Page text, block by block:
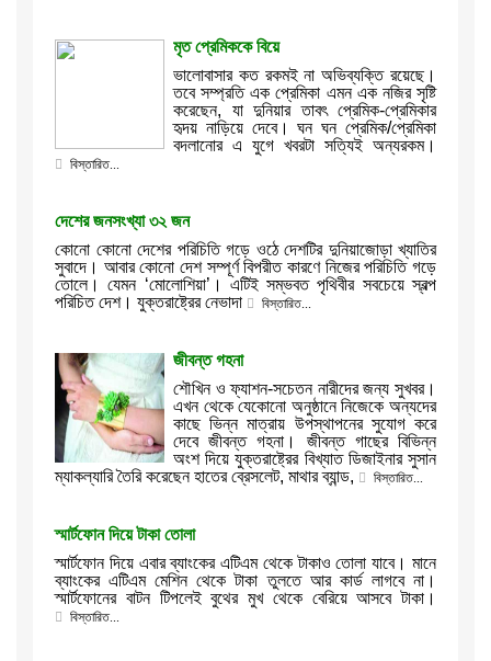
মৃত প্রেমিককে বিয়ে
ভালোবাসার কত রকমই না অভিব্যক্তি রয়েছে।
তবে সম্প্রতি এক প্রেমিকা এমন এক নজির সৃষ্টি
করেছেন, যা দুনিয়ার তাবৎ প্রেমিক-প্রেমিকার
হৃদয় নাড়িয়ে দেবে। ঘন ঘন প্রেমিক/প্রেমিকা
বদলানোর এ যুগে খবরটা সত্যিই অন্যরকম।
বিস্তারিত...
দেশের জনসংখ্যা ৩২ জন
কোনো কোনো দেশের পরিচিতি গড়ে ওঠে দেশটির দুনিয়াজোড়া খ্যাতির
সুবাদে। আবার কোনো দেশ সম্পূর্ণ বিপরীত কারণে নিজের পরিচিতি গড়ে
তোলে। যেমন ‘মোলোশিয়া’। এটিই সম্ভবত পৃথিবীর সবচেয়ে স্বল্প
পরিচিত দেশ। যুক্তরাষ্ট্রের নেভাদা
বিস্তারিত...
জীবন্ত গহনা
শৌখিন ও ফ্যাশন-সচেতন নারীদের জন্য সুখবর।
এখন থেকে যেকোনো অনুষ্ঠানে নিজেকে অন্যদের
কাছে ভিন্ন মাত্রায় উপস্থাপনের সুযোগ করে
দেবে জীবন্ত গহনা। জীবন্ত গাছের বিভিন্ন
অংশ দিয়ে যুক্তরাষ্ট্রের বিখ্যাত ডিজাইনার সুসান
ম্যাকল্যারি তৈরি করেছেন হাতের ব্রেসলেট, মাথার ব্যান্ড,
বিস্তারিত...
স্মার্টফোন দিয়ে টাকা তোলা
স্মার্টফোন দিয়ে এবার ব্যাংকের এটিএম থেকে টাকাও তোলা যাবে। মানে
ব্যাংকের এটিএম মেশিন থেকে টাকা তুলতে আর কার্ড লাগবে না।
স্মার্টফোনের বাটন টিপলেই বুথের মুখ থেকে বেরিয়ে আসবে টাকা।
বিস্তারিত...